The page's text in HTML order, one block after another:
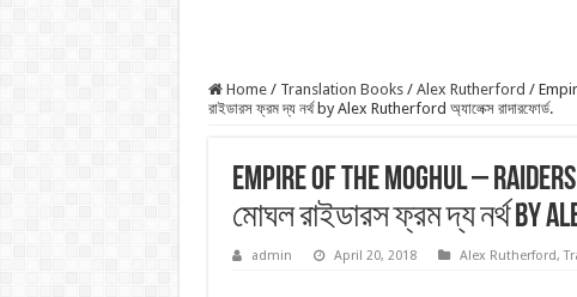
Home / Translation Books / Alex Rutherford /
রাইডারস ফ্রম দ্য নর্থ by Alex Rutherford অ্যালেক্স রাদারফোর্ড.
Empire of the Moghul –
মোঘল রাইডারস ফ্রম দ্য নর্থ by
admin April 20, 2018 Alex Rutherford,